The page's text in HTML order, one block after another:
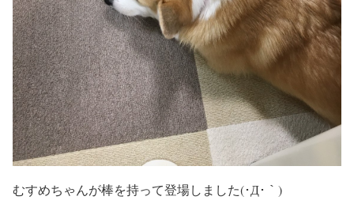
むすめちゃんが棒を持って登場しました(･Д･｀)